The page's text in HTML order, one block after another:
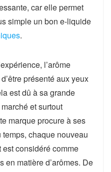
car elle permet
simple un bon e-liquide
.
l’arôme
présenté aux yeux
est dû à sa grande
et surtout
marque procure à ses
chaque nouveau
considéré comme
en matière d’arômes. De